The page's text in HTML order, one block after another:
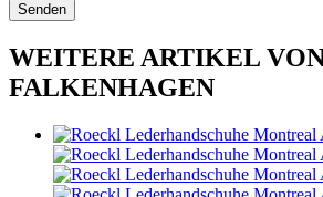
WEITERE ARTIKEL
FALKENHAGEN